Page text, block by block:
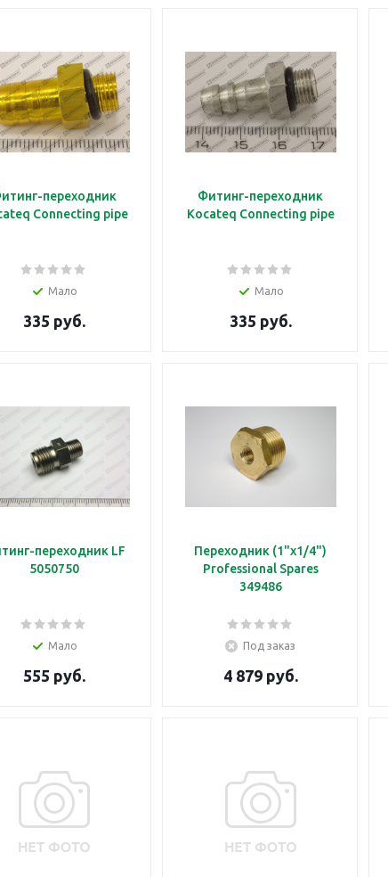
переходник
Connecting pipe
Мало
335 руб.
Фитинг-переходник
Kocateq Connecting pipe
Мало
335 руб.
переходник LF
5050750
Мало
555 руб.
Переходник (1"х1/4")
Professional Spares
349486
Под заказ
4 879 руб.